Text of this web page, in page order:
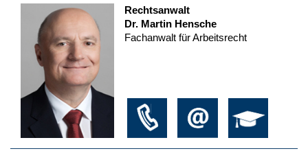
Rechtsanwalt
Dr. Martin Hensche
Fachanwalt für Arbeitsrecht